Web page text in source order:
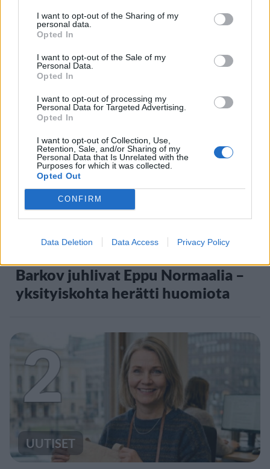
I want to opt-out of the Sharing of my
personal data.
Opted In
I want to opt-out of the Sale of my
Personal Data.
Opted In
I want to opt-out of processing my
Personal Data for Targeted Advertising.
Opted In
I want to opt-out of Collection, Use,
Retention, Sale, and/or Sharing of my
Personal Data that Is Unrelated with the
Purposes for which it was collected.
Opted Out
CONFIRM
Data Deletion Data Access Privacy Policy
1
VIIHDEUUTISET
Barkov juhlivat Eppu Normaalia –
yksityiskohta herätti huomiota
2
UUTISET